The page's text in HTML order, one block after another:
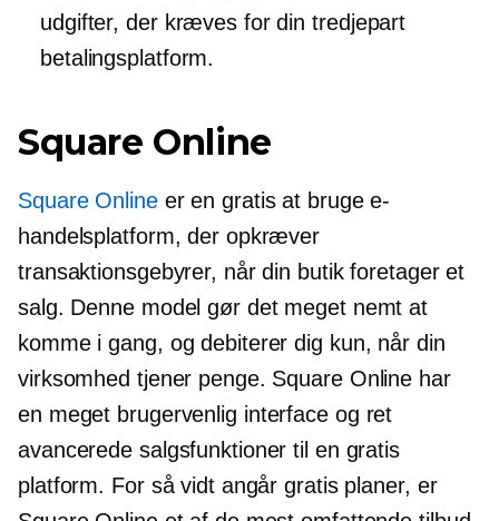
udgifter, der kræves for dintredjepart
betalingsplatform.
Square Online
Square Onlineer engratis at brugee-
handelsplatform, der opkræver
transaktionsgebyrer, når din butik foretager et
salg. Denne model gør det meget nemt at
komme i gang, og debiterer dig kun, når din
virksomhed tjener penge. Square Online har
en meget brugervenlig interface og ret
avancerede salgsfunktioner til en gratis
platform. For så vidt angår gratis planer, er